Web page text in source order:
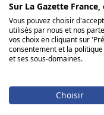
CGU/CGV
Données personnelles
Charte sur les cookies
© 2026 La Gazette
Sur La Gazette
Vous pouvez choisir
utilisés par nous et nos
vos choix en cliquant sur
consentement et la
et ses sous-domaines.
Choisir